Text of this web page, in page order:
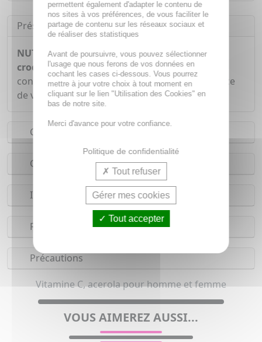
Présentation
NUTRISANTE Vitamine C 500mg comprimés à
croquer x24est un complément alimentaire qui
contribue à réduire la fatigue grâce à la présence
de vitamine C.
Conseils d'utilisation
Composition
Indications
Réserves
Précautions
Vitamine C, acerola pour homme et femme
VOUS AIMEREZ AUSSI...
permettent également d'adapter le contenu de
nos sites à vos préférences, de vous faciliter le
partage de contenu sur les réseaux sociaux et
de réaliser des statistiques
Avant de poursuivre, vous pouvez sélectionner
l'usage que nous ferons de vos données en
cochant les cases ci-dessous. Vous pourrez
mettre à jour votre choix à tout moment en
cliquant sur le lien "Utilisation des Cookies" en
bas de notre site.
Merci d'avance pour votre confiance.
Politique de confidentialité
Tout refuser
Gérer mes cookies
Tout accepter